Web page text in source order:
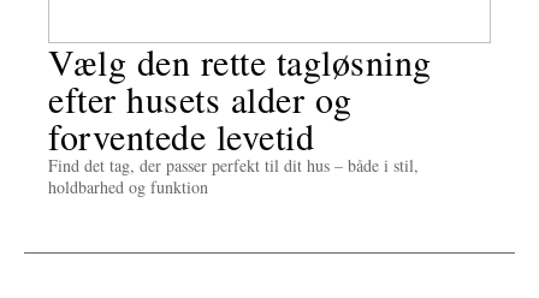
Vælg den rette tagløsning
efter husets alder og
forventede levetid
Find det tag, der passer perfekt til dit hus – både i stil,
holdbarhed og funktion